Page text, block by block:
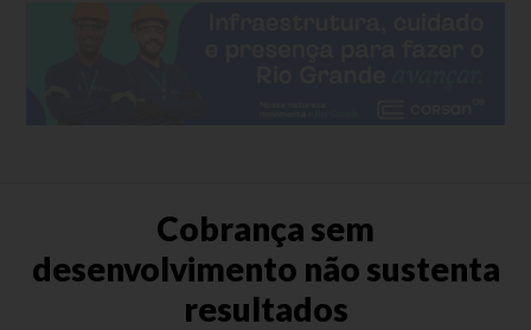
Cobrança sem
desenvolvimento não sustenta
resultados